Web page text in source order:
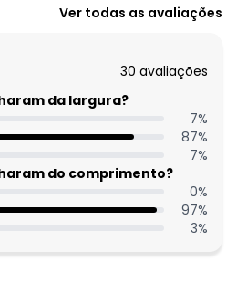
é o menor oferecido em
menor tamanho disponível.
N/D*
R$ 108,99
R$ 123,99
N/D*
R$ 141,99
Ver todas as avaliações
30 avaliações
da largura?
7%
87%
7%
do comprimento?
0%
97%
3%